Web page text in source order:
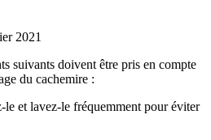
2021
suivants doivent être pris en compte
du cachemire :
le et lavez-le fréquemment pour éviter